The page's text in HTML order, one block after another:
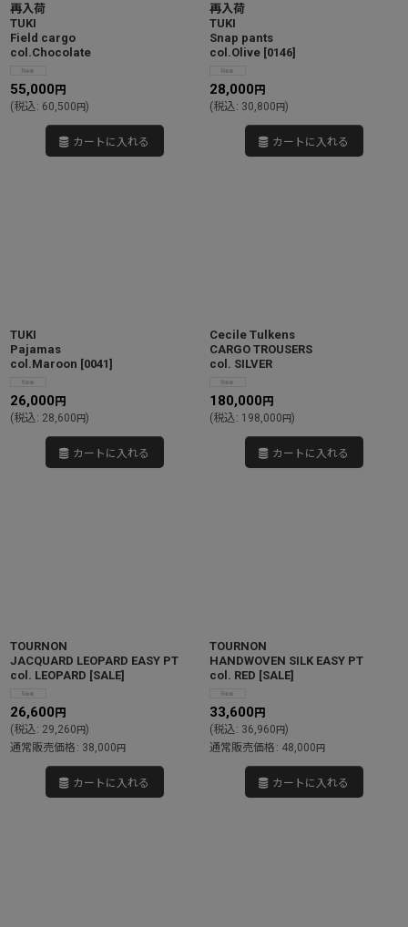
再入荷
TUKI
Field cargo
col.Chocolate
55,000 円
(税込: 60,500円)
カートに入れる
再入荷
TUKI
Snap pants
col.Olive [0146]
28,000 円
(税込: 30,800円)
カートに入れる
TUKI
Pajamas
col.Maroon [0041]
26,000 円
(税込: 28,600円)
カートに入れる
Cecile Tulkens
CARGO TROUSERS
col. SILVER
180,000 円
(税込: 198,000円)
カートに入れる
TOURNON
JACQUARD LEOPARD EASY PT
col. LEOPARD [SALE]
26,600 円
(税込: 29,260円)
通常販売価格 : 38,000円
カートに入れる
TOURNON
HANDWOVEN SILK EASY PT
col. RED [SALE]
33,600 円
(税込: 36,960円)
通常販売価格 : 48,000円
カートに入れる